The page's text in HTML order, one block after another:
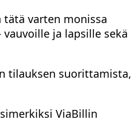
varten monissa
ja lapsille sekä
tilauksen suorittamista,
ViaBillin